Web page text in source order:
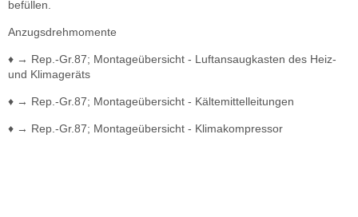
befüllen.
Anzugsdrehmomente
♦ → Rep.-Gr.87; Montageübersicht - Luftansaugkasten des Heiz-
und Klimageräts
♦ → Rep.-Gr.87; Montageübersicht - Kältemittelleitungen
♦ → Rep.-Gr.87; Montageübersicht - Klimakompressor